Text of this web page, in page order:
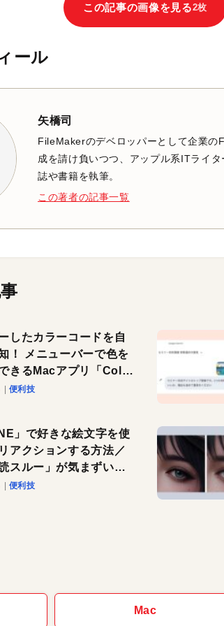
この記事の画像を見る2枚
ール
矢橋司
FileMakerのデベロッパーとして企業
成を請け負いつつ、アップル系ITライ
誌や書籍を執筆。
この著者の記事一覧
したカラーコードを自
！ メニューバーで色を
きるMacアプリ「Color
Bucket」
便利技
」で好きな絵文字を使
アクションする方法／
読スルー」が気まずいと
利です！
便利技
Mac